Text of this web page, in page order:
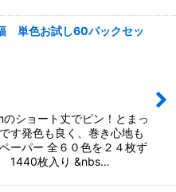
単色お試し60パックセッ
ョート丈でピン！とまっ
す発色も良く、巻き心地も
ーパー 全６０色を２４枚ず
枚入り &nbs…